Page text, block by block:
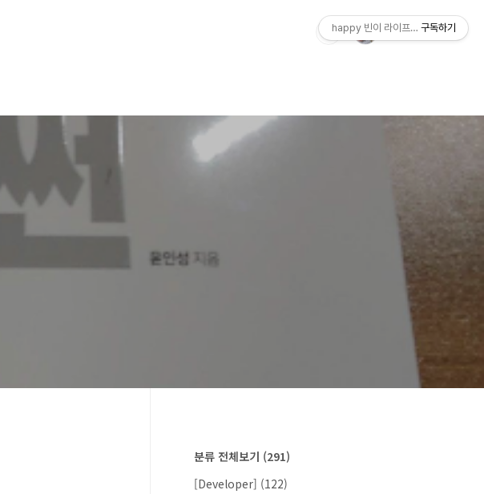
분류 전체보기 (291)
[Developer] (122)
happy 빈이 라이프스토리구독하기